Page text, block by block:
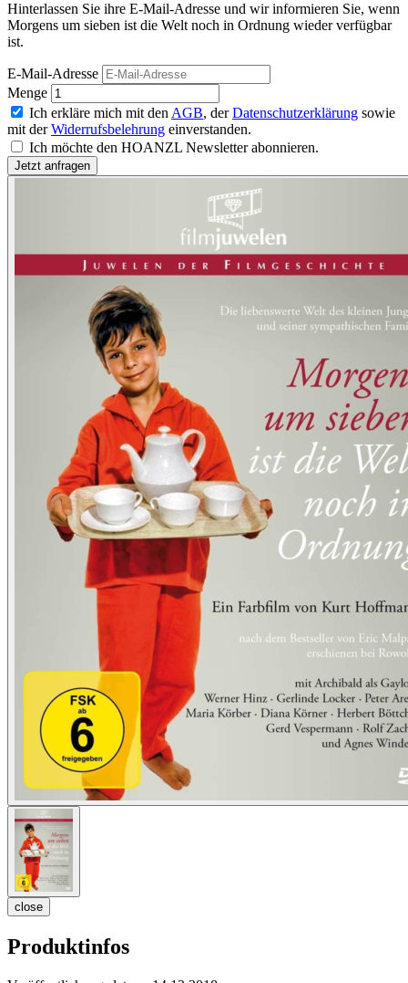
Hinterlassen Sie ihre E-Mail-Adresse und wir informieren Sie, wenn
Morgens um sieben ist die Welt noch in Ordnung wieder verfügbar
ist.
E-Mail-Adresse
Menge
Ich erkläre mich mit den AGB, derDatenschutzerklärung sowie
mit derWiderrufsbelehrung einverstanden.
Ich möchte den HOANZL Newsletter abonnieren.
close
Produktinfos